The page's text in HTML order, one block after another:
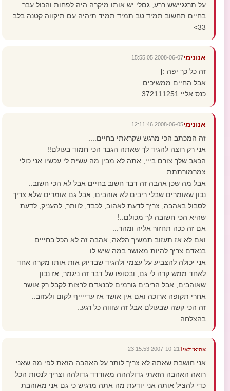
על תרגגיישש ררע, גםלי יש אותו מיקרה היה לפחות והכול עבר
בחיים תחשוב תמיד טב תמיד תמיד תיהיה עם תיקווה קטנה בלב
33>
אנונימי2008-06-07 15:55:05
זה כל כך יפה :]
אבל החיים ממשיכים
כנס אליי 372111251
אנונימי2008-06-05 12:11:46
זה המכתב הכי מרגש שקראתי בחיים....
אני רק רוצה להגיד לך שאתה הגבר הכי חמוד בעולם!!
הכאב שלך צורם בייי, אתה לא מבין מה עשית לי עכשיו אני כולי
צמרמורתתת..
אבל מה שכן אהבה זה דבר חשוב בחיים אבל לא הכי חשוב..
נכון שאומרים שבלי ריבים לא אוהבים, אבל גם אומרים שלא צריך
לסבול באהבה, צריך לדעת לאהוב, לכבד, לוותר, להעניק, לדעת
שהיא הכי חשובה לך מכולם..!
אם זה ככה תחזור אליה ומהר...
ואם לא אז תעזוב תמשיך הלאה, אהבה זה לא הכל בחייים..
בנאדם צריך להיות מאושר במה שיש לו..
אני יכולה להצביע על עצמי ולהגיד שבדיוק אות אותו מקרה אחד
לאחד ממש קרה לי גם, ובסופו של דבר זה ניגמר, אז נכון
שאוהבים, אבל הריבים גורמים לבנאדם לרצות לקבל רק אושר
אחרי תקופה ארוכה ואם אין אושר אז עדייייף לקום ולעזוב..
זה הכי קשה שבעולם אבל זה שוווה כל רגע..
בהצלחה
אתיאזולאי1 2007-10-21 23:15:53
אני חושבת שאתה לא צריך לותר על האהבה הזאת לפי מה שאני
רואה האהבה הזאתי גדולההה מאודדד גדולהה וצריך לנסות הכל
כדי להציל אותה אני יודעת מה אתה מרגיש כי גם אני מאוהבת